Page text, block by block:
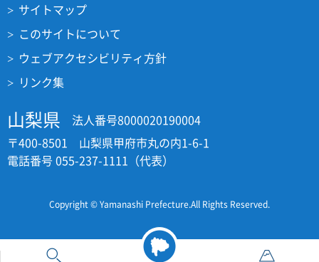
サイトマップ
このサイトについて
ウェブアクセシビリティ方針
リンク集
山梨県
法人番号8000020190004
〒400-8501 山梨県甲府市丸の内1-6-1
電話番号 055-237-1111（代表）
Copyright © Yamanashi Prefecture.All Rights Reserved.